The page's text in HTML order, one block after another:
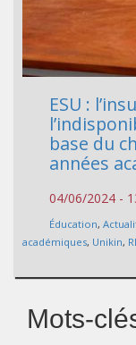
ESU :
base du
années
04/06/2024 -
Éducation,
académiques, Unikin,
Mots-